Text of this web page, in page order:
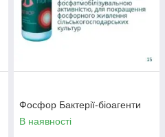
Фосфор Бактерії-біоагенти
В наявності